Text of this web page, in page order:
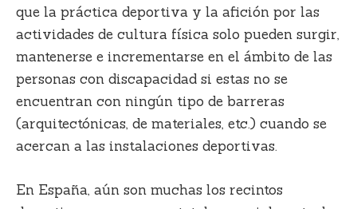
que la práctica deportiva y la afición por las
actividades de cultura física solo pueden surgir,
mantenerse e incrementarse en el ámbito de las
personas con discapacidad si estas no se
encuentran con ningún tipo de barreras
(arquitectónicas, de materiales, etc.) cuando se
acercan a las instalaciones deportivas.
En España, aún son muchas los recintos